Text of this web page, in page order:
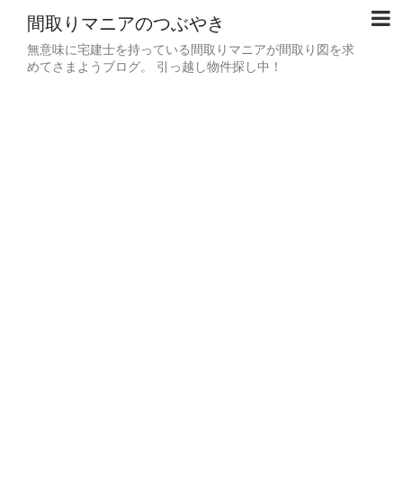
間取りマニアのつぶやき
無意味に宅建士を持っている間取りマニアが間取り図を求
めてさまようブログ。 引っ越し物件探し中！